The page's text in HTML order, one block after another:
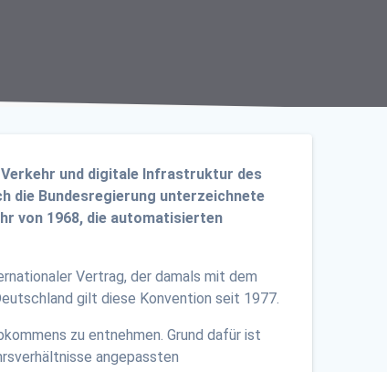
und digitale Infrastruktur des
die Bundesregierung unterzeichnete
von 1968, die automatisierten
Vertrag, der damals mit dem
gilt diese Konvention seit 1977.
zu entnehmen. Grund dafür ist
angepassten